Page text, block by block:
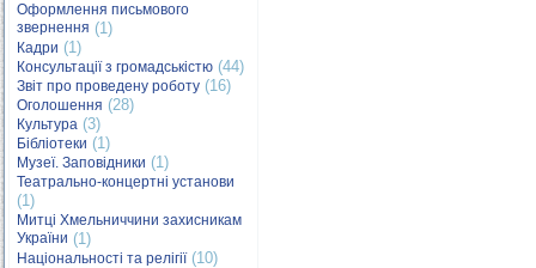
Оформлення письмового
звернення (1)
Кадри (1)
Консультації з громадськістю (44)
Звіт про проведену роботу (16)
Оголошення (28)
Культура (3)
Бібліотеки (1)
Музеї. Заповідники (1)
Театрально-концертні установи
(1)
Митці Хмельниччини захисникам
України (1)
Національності та релігії(10)